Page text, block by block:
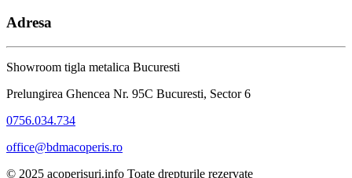
Adresa
Showroom tigla metalica Bucuresti
Prelungirea Ghencea Nr. 95C Bucuresti, Sector 6
0756.034.734
office@bdmacoperis.ro
© 2025 acoperisuri.info Toate drepturile rezervate